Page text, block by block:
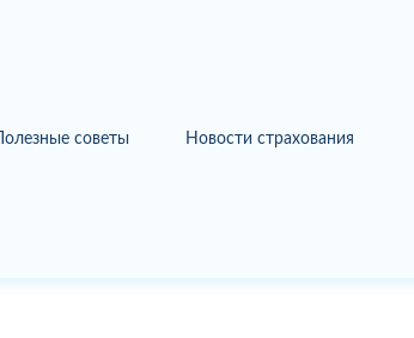
Полезные советы Новости страхования